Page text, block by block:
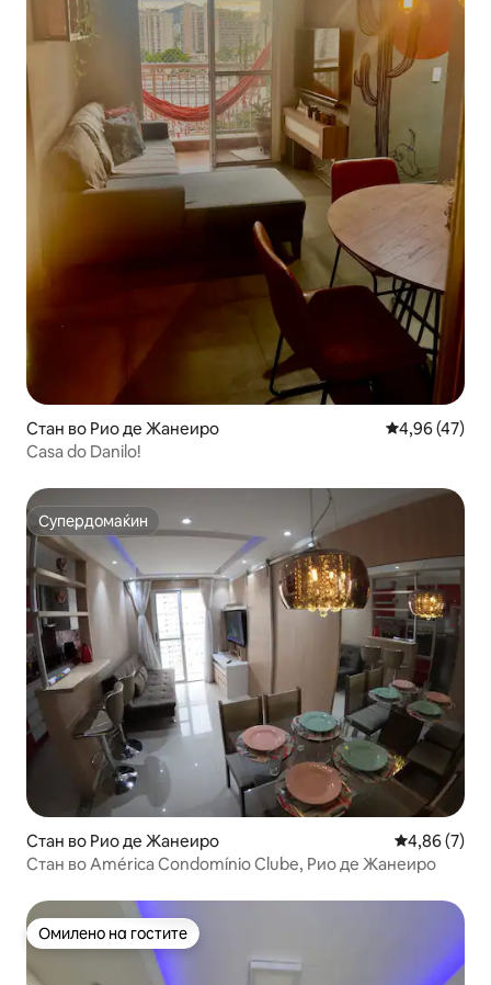
Стан во Рио де Жанеиро Просечна
4,96 (47)
Casa do Danilo!
Супердомаќин
Супердомаќин
Стан во Рио де Жанеиро Просечна
4,86 (7)
Стан во América Condomínio Clube, Рио де Жанеиро
Омилено на гостите
Омилено на гостите